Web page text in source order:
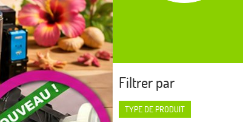
Filtrer par
TYPE DE PRODUIT